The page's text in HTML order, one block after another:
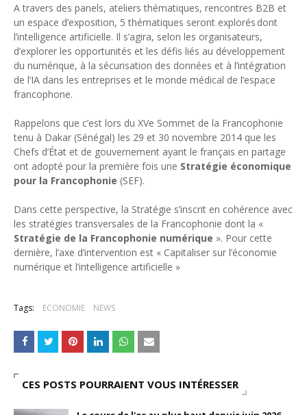
A travers des panels, ateliers thématiques, rencontres B2B et
un espace d’exposition, 5 thématiques seront explorés dont
l’intelligence artificielle. Il s’agira, selon les organisateurs,
d’explorer les opportunités et les défis liés au développement
du numérique, à la sécurisation des données et à l’intégration
de l’IA dans les entreprises et le monde médical de l’espace
francophone.
Rappelons que c’est lors du XVe Sommet de la Francophonie
tenu à Dakar (Sénégal) les 29 et 30 novembre 2014 que les
Chefs d’État et de gouvernement ayant le français en partage
ont adopté pour la première fois une Stratégie économique
pour la Francophonie (SEF).
Dans cette perspective, la Stratégie s’inscrit en cohérence avec
les stratégies transversales de la Francophonie dont la «
Stratégie de la Francophonie numérique ». Pour cette
dernière, l’axe d’intervention est « Capitaliser sur l’économie
numérique et l’intelligence artificielle »
Tags: ECONOMIE NEWS
CES POSTS POURRAIENT VOUS INTÉRESSER